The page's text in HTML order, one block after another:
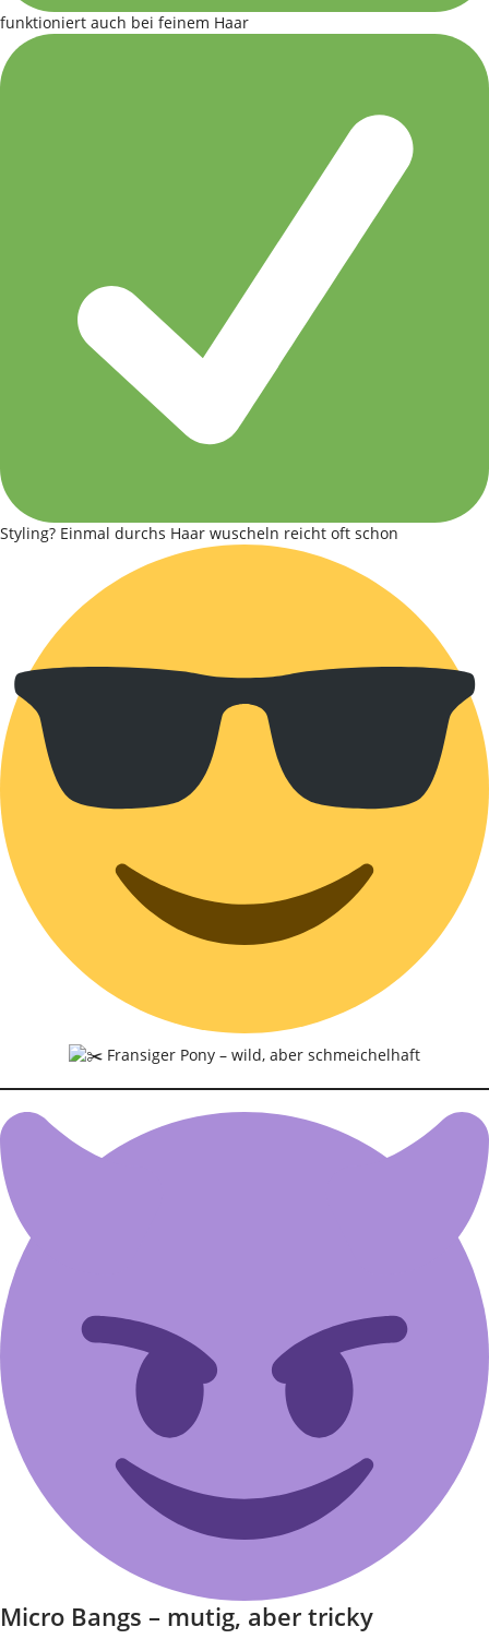
funktioniert auch bei feinem Haar
Styling? Einmal durchs Haar wuscheln reicht oft schon
Micro Bangs – mutig, aber tricky